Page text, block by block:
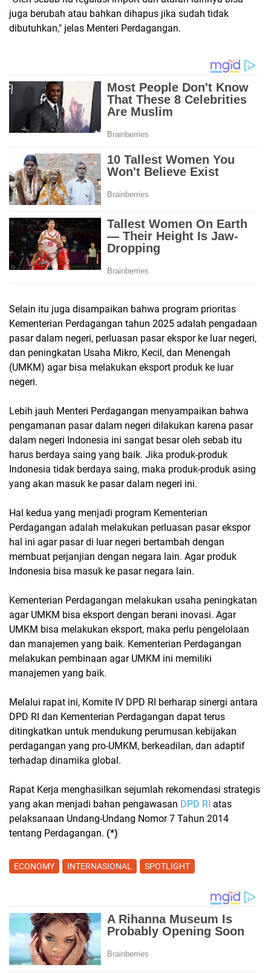
juga berubah atau bahkan dihapus jika sudah tidak
dibutuhkan," jelas Menteri Perdagangan.
Selain itu juga disampaikan bahwa program prioritas
Kementerian Perdagangan tahun 2025 adalah pengadaan
pasar dalam negeri, perluasan pasar ekspor ke luar negeri,
dan peningkatan Usaha Mikro, Kecil, dan Menengah
(UMKM) agar bisa melakukan eksport produk ke luar
negeri.
Lebih jauh Menteri Perdagangan menyampaikan bahwa
pengamanan pasar dalam negeri dilakukan karena pasar
dalam negeri Indonesia ini sangat besar oleh sebab itu
harus berdaya saing yang baik. Jika produk-produk
Indonesia tidak berdaya saing, maka produk-produk asing
yang akan masuk ke pasar dalam negeri ini.
Hal kedua yang menjadi program Kementerian
Perdagangan adalah melakukan perluasan pasar ekspor
hal ini agar pasar di luar negeri bertambah dengan
membuat perjanjian dengan negara lain. Agar produk
Indonesia bisa masuk ke pasar negara lain.
Kementerian Perdagangan melakukan usaha peningkatan
agar UMKM bisa eksport dengan berani inovasi. Agar
UMKM bisa melakukan eksport, maka perlu pengelolaan
dan manajemen yang baik. Kementerian Perdagangan
melakukan pembinaan agar UMKM ini memiliki
manajemen yang baik.
Melalui rapat ini, Komite IV DPD RI berharap sinergi antara
DPD RI dan Kementerian Perdagangan dapat terus
ditingkatkan untuk mendukung perumusan kebijakan
perdagangan yang pro-UMKM, berkeadilan, dan adaptif
terhadap dinamika global.
Rapat Kerja menghasilkan sejumlah rekomendasi strategis
yang akan menjadi bahan pengawasan DPD RI atas
pelaksanaan Undang-Undang Nomor 7 Tahun 2014
tentang Perdagangan. (*)
ECONOMY INTERNASIONAL SPOTLIGHT